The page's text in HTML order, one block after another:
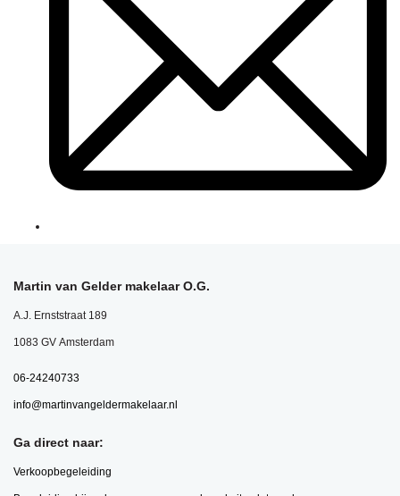
Martin van Gelder makelaar O.G.
A.J. Ernststraat 189
1083 GV Amsterdam
06-24240733
info@martinvangeldermakelaar.nl
Ga direct naar:
Verkoopbegeleiding